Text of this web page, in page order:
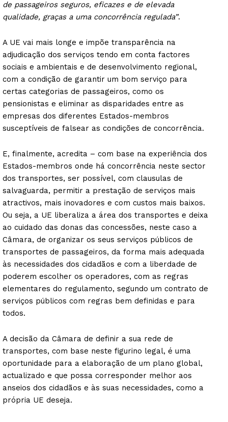
de passageiros seguros, eficazes e de elevada
qualidade, graças a uma concorrência regulada”.
A UE vai mais longe e impõe transparência na
adjudicação dos serviços tendo em conta factores
sociais e ambientais e de desenvolvimento regional,
com a condição de garantir um bom serviço para
certas categorias de passageiros, como os
pensionistas e eliminar as disparidades entre as
empresas dos diferentes Estados-membros
susceptíveis de falsear as condições de concorrência.
E, finalmente, acredita – com base na experiência dos
Estados-membros onde há concorrência neste sector
dos transportes, ser possível, com clausulas de
salvaguarda, permitir a prestação de serviços mais
atractivos, mais inovadores e com custos mais baixos.
Ou seja, a UE liberaliza a área dos transportes e deixa
ao cuidado das donas das concessões, neste caso a
Câmara, de organizar os seus serviços públicos de
transportes de passageiros, da forma mais adequada
às necessidades dos cidadãos e com a liberdade de
poderem escolher os operadores, com as regras
elementares do regulamento, segundo um contrato de
serviços públicos com regras bem definidas e para
todos.
A decisão da Câmara de definir a sua rede de
transportes, com base neste figurino legal, é uma
oportunidade para a elaboração de um plano global,
actualizado e que possa corresponder melhor aos
anseios dos cidadãos e às suas necessidades, como a
própria UE deseja.